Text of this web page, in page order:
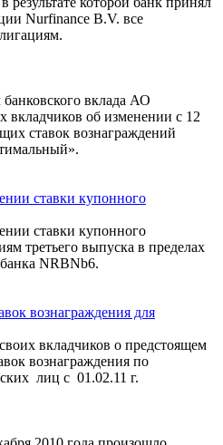
Nurfinance B.V. все
вклада АО
вкладчиков об изменении с 12
ставок вознаграждений
ставки купонного
ставки купонного
третьего выпуска в пределах
NRBNb6.
вознаграждения для
вкладчиков о предстоящем
вознаграждения по
лиц с 01.02.11 г.